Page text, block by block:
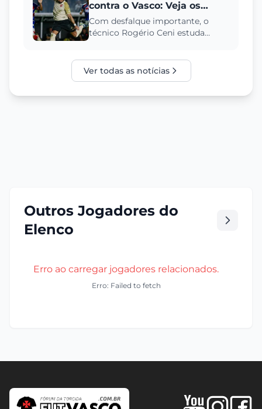
contra o Vasco: Veja os
planos de Rogério Ceni
Com desfalque importante, o
técnico Rogério Ceni estuda
Ver todas as notícias
Outros Jogadores do
Elenco
Erro ao carregar jogadores relacionados.
Erro: Failed to fetch